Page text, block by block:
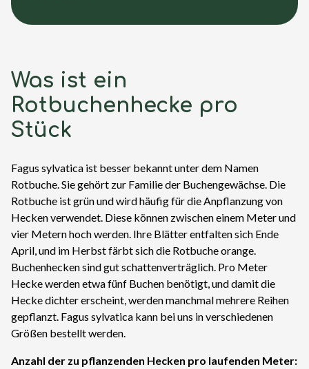
Was ist ein
Rotbuchenhecke pro
Stück
Fagus sylvatica ist besser bekannt unter dem Namen
Rotbuche. Sie gehört zur Familie der Buchengewächse. Die
Rotbuche ist grün und wird häufig für die Anpflanzung von
Hecken verwendet. Diese können zwischen einem Meter und
vier Metern hoch werden. Ihre Blätter entfalten sich Ende
April, und im Herbst färbt sich die Rotbuche orange.
Buchenhecken sind gut schattenverträglich. Pro Meter
Hecke werden etwa fünf Buchen benötigt, und damit die
Hecke dichter erscheint, werden manchmal mehrere Reihen
gepflanzt. Fagus sylvatica kann bei uns in verschiedenen
Größen bestellt werden.
Anzahl der zu pflanzenden Hecken pro laufenden Meter: